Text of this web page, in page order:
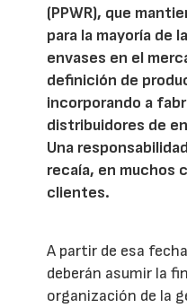
(PPWR), que
para la mayoría de
envases en el
definición de
incorporando a
distribuidores de
Una
recaía, en muchos
clientes.
A partir de esa
deberán asumir la
organización de la